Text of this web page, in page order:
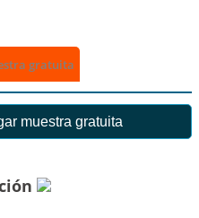
gratuita
muestra gratuita